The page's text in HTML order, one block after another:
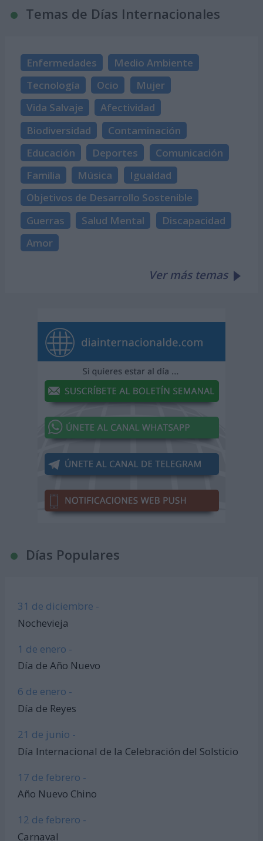
Temas de Días Internacionales
Enfermedades
Medio Ambiente
Tecnología
Ocio
Mujer
Vida Salvaje
Afectividad
Biodiversidad
Contaminación
Educación
Deportes
Comunicación
Familia
Música
Igualdad
Objetivos de Desarrollo Sostenible
Guerras
Salud Mental
Discapacidad
Amor
Ver más temas
Días Populares
31 de diciembre -
Nochevieja
1 de enero -
Día de Año Nuevo
6 de enero -
Día de Reyes
21 de junio -
Día Internacional de la Celebración del Solsticio
17 de febrero -
Año Nuevo Chino
12 de febrero -
Carnaval